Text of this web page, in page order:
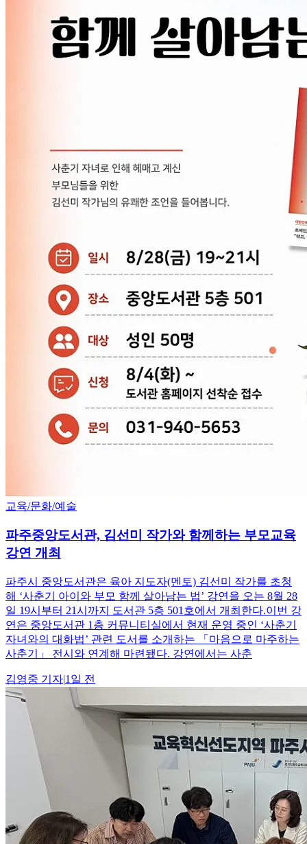
교육/문화/예술
파주중앙도서관, 김선미 작가와 함께하는 부모교육
강연 개최
파주시 중앙도서관은 육아 지도자(멘토) 김선미 작가를 초청
해 ‘사춘기 아이와 부모 함께 살아남는 법’ 강연을 오는 8월 28
일 19시부터 21시까지 도서관 5층 501호에서 개최한다.이번 강
연은 중앙도서관 1층 커뮤니티실에서 현재 운영 중인 ‘사춘기
자녀와의 대화법’ 관련 도서를 소개하는 「마음으로 마주하는
사춘기」 전시와 연계해 마련됐다. 강연에서는 사춘
김영중 기자|1일 전